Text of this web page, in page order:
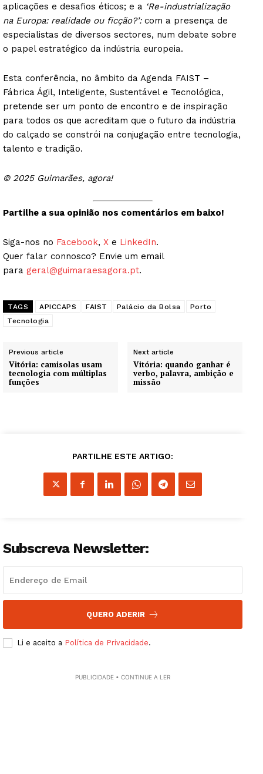
aplicações e desafios éticos; e a ‘Re-industrialização
na Europa: realidade ou ficção?’:com a presença de
especialistas de diversos sectores, num debate sobre
o papel estratégico da indústria europeia.
Esta conferência, no âmbito da Agenda FAIST –
Fábrica Ágil, Inteligente, Sustentável e Tecnológica,
pretende ser um ponto de encontro e de inspiração
para todos os que acreditam que o futuro da indústria
do calçado se constrói na conjugação entre tecnologia,
talento e tradição.
© 2025 Guimarães, agora!
Partilhe a sua opinião nos comentários em baixo!
Siga-nos no Facebook, X e LinkedIn.
Quer falar connosco? Envie um email
para geral@guimaraesagora.pt.
TAGS APICCAPS FAIST Palácio da Bolsa
Porto
Tecnologia
Previous article
Vitória: camisolas usam
tecnologia com múltiplas
funções
Next article
Vitória: quando ganhar é
verbo, palavra, ambição e
missão
PARTILHE ESTE ARTIGO:
Subscreva Newsletter:
QUERO ADERIR
Li e aceito a Política de Privacidade.
PUBLICIDADE • CONTINUE A LER